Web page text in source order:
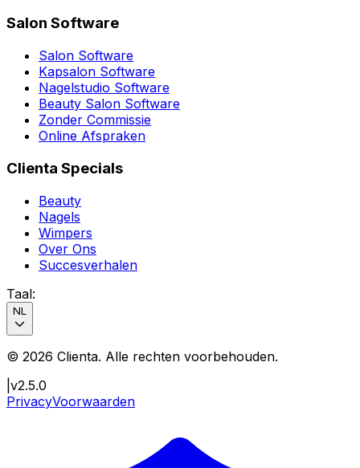
Salon Software
Salon Software
Kapsalon Software
Nagelstudio Software
Beauty Salon Software
Zonder Commissie
Online Afspraken
Clienta Specials
Beauty
Nagels
Wimpers
Over Ons
Succesverhalen
Taal:
NL
© 2026 Clienta. Alle rechten voorbehouden.
v2.5.0
PrivacyVoorwaarden